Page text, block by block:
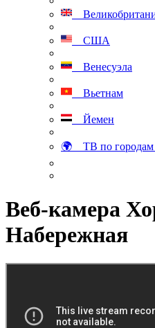
США
Венесуэла
Вьетнам
Йемен
🌍 ТВ по городам
Веб-камера
Набережная